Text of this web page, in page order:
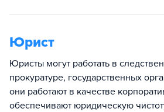
Юрист
Юристы могут работать в
прокуратуре, государственных
они работают в качестве
обеспечивают юридическую